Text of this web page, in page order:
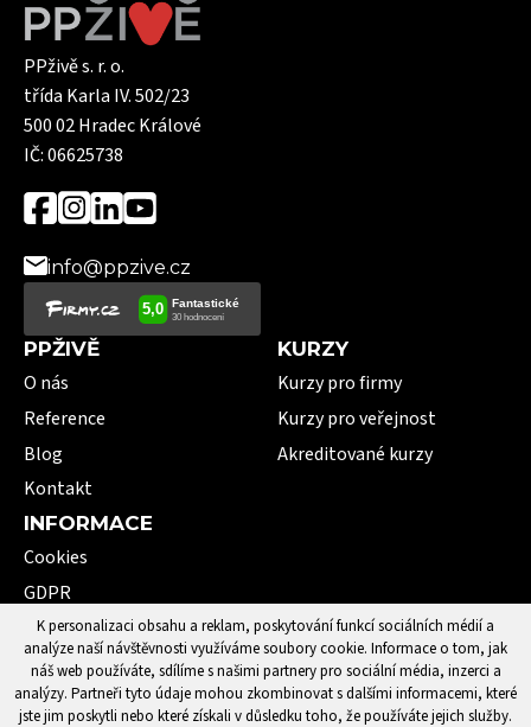
K personalizaci obsahu a reklam, poskytování funkcí sociálních médií a
analýze naší návštěvnosti využíváme soubory cookie. Informace o tom, jak
náš web používáte, sdílíme s našimi partnery pro sociální média, inzerci a
analýzy. Partneři tyto údaje mohou zkombinovat s dalšími informacemi, které
jste jim poskytli nebo které získali v důsledku toho, že používáte jejich služby.
PPživě s. r. o.
třída Karla IV. 502/23
500 02 Hradec Králové
IČ: 06625738
info@ppzive.cz
PPŽIVĚ
O nás
Reference
Blog
Kontakt
KURZY
Kurzy pro firmy
Kurzy pro veřejnost
Akreditované kurzy
INFORMACE
Cookies
GDPR
VOP
101 pojmů první pomoci